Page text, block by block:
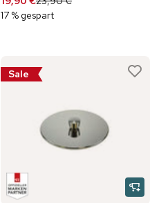
17 % gespart
Sale